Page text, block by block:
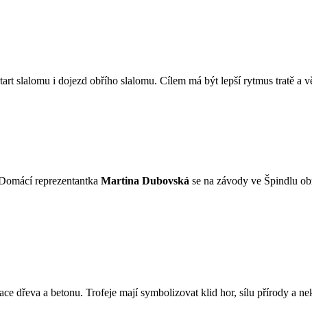
slalomu i dojezd obřího slalomu. Cílem má být lepší rytmus tratě a
reprezentantka Martina Dubovská se na závody ve Špindlu
dřeva a betonu. Trofeje mají symbolizovat klid hor, sílu přírody a